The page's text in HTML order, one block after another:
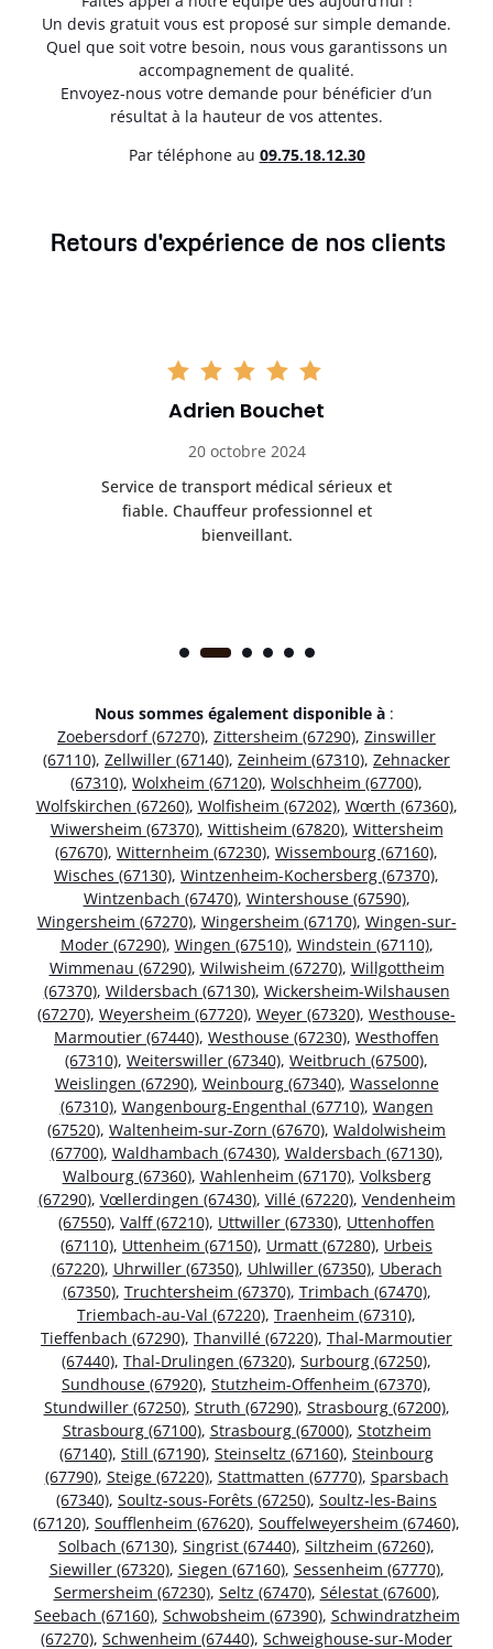
Un devis gratuit vous est proposé sur simple demande.
Quel que soit votre besoin, nous vous garantissons un
accompagnement de qualité.
Envoyez-nous votre demande pour bénéficier d’un
résultat à la hauteur de vos attentes.
Par téléphone au 09.75.18.12.30
Retours d'expérience de nos clients
Adrien Bouchet
20 octobre 2024
Service de transport médical sérieux et
fiable. Chauffeur professionnel et
bienveillant.
Nous sommes également disponible à :
Zoebersdorf (67270), Zittersheim (67290), Zinswiller
(67110), Zellwiller (67140), Zeinheim (67310), Zehnacker
(67310), Wolxheim (67120), Wolschheim (67700),
Wolfskirchen (67260), Wolfisheim (67202), Wœrth (67360),
Wiwersheim (67370), Wittisheim (67820), Wittersheim
(67670), Witternheim (67230), Wissembourg (67160),
Wisches (67130), Wintzenheim-Kochersberg (67370),
Wintzenbach (67470), Wintershouse (67590),
Wingersheim (67270), Wingersheim (67170), Wingen-sur-
Moder (67290), Wingen (67510), Windstein (67110),
Wimmenau (67290), Wilwisheim (67270), Willgottheim
(67370), Wildersbach (67130), Wickersheim-Wilshausen
(67270), Weyersheim (67720), Weyer (67320), Westhouse-
Marmoutier (67440), Westhouse (67230), Westhoffen
(67310), Weiterswiller (67340), Weitbruch (67500),
Weislingen (67290), Weinbourg (67340), Wasselonne
(67310), Wangenbourg-Engenthal (67710), Wangen
(67520), Waltenheim-sur-Zorn (67670), Waldolwisheim
(67700), Waldhambach (67430), Waldersbach (67130),
Walbourg (67360), Wahlenheim (67170), Volksberg
(67290), Vœllerdingen (67430), Villé (67220), Vendenheim
(67550), Valff (67210), Uttwiller (67330), Uttenhoffen
(67110), Uttenheim (67150), Urmatt (67280), Urbeis
(67220), Uhrwiller (67350), Uhlwiller (67350), Uberach
(67350), Truchtersheim (67370), Trimbach (67470),
Triembach-au-Val (67220), Traenheim (67310),
Tieffenbach (67290), Thanvillé (67220), Thal-Marmoutier
(67440), Thal-Drulingen (67320), Surbourg (67250),
Sundhouse (67920), Stutzheim-Offenheim (67370),
Stundwiller (67250), Struth (67290), Strasbourg (67200),
Strasbourg (67100), Strasbourg (67000), Stotzheim
(67140), Still (67190), Steinseltz (67160), Steinbourg
(67790), Steige (67220), Stattmatten (67770), Sparsbach
(67340), Soultz-sous-Forêts (67250), Soultz-les-Bains
(67120), Soufflenheim (67620), Souffelweyersheim (67460),
Solbach (67130), Singrist (67440), Siltzheim (67260),
Siewiller (67320), Siegen (67160), Sessenheim (67770),
Sermersheim (67230), Seltz (67470), Sélestat (67600),
Seebach (67160), Schwobsheim (67390), Schwindratzheim
(67270), Schwenheim (67440), Schweighouse-sur-Moder